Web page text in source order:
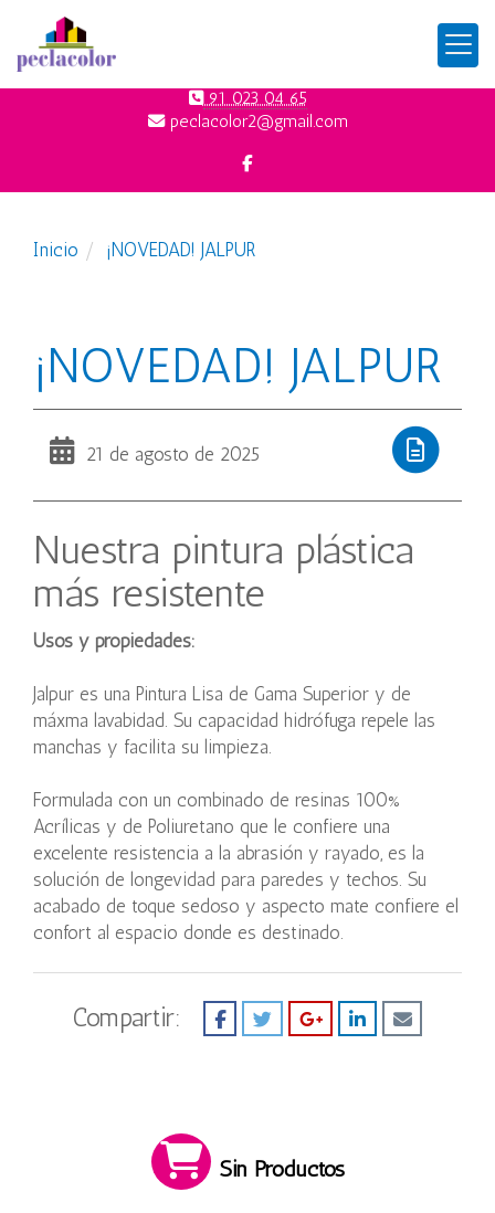
91 023 04 65
peclacolor2
gmail.com
Inicio ¡NOVEDAD! JALPUR
¡NOVEDAD! JALPUR
21 de agosto de 2025
Nuestra pintura plástica
más resistente
Usos y propiedades:
Jalpur es una Pintura Lisa de Gama Superior y de
máxma lavabidad. Su capacidad hidrófuga repele las
manchas y facilita su limpieza.
Formulada con un combinado de resinas 100%
Acrílicas y de Poliuretano que le confiere una
excelente resistencia a la abrasión y rayado, es la
solución de longevidad para paredes y techos. Su
acabado de toque sedoso y aspecto mate confiere el
confort al espacio donde es destinado.
Compartir:
Sin Productos